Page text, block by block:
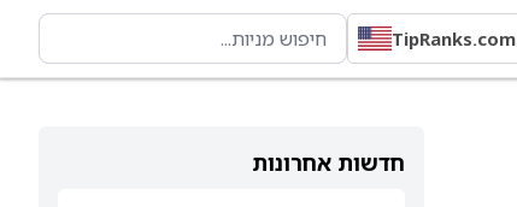
TipRanks.com
חדשות אחרונות